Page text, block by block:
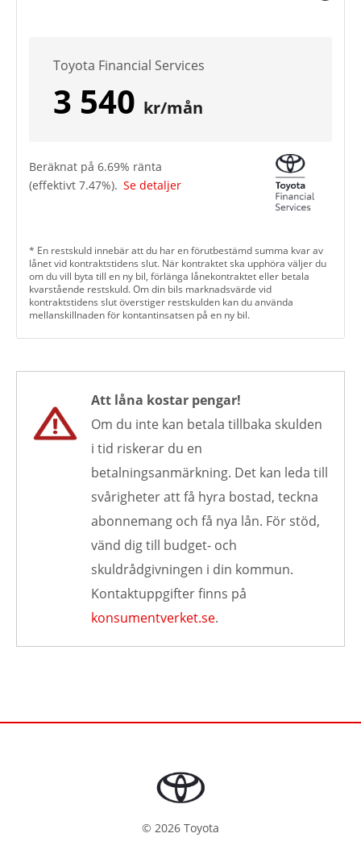
Toyota Financial Services
3 540 kr/mån
Beräknat på 6.69% ränta
(effektivt 7.47%). Se detaljer
* En restskuld innebär att du har en förutbestämd summa kvar av
lånet vid kontraktstidens slut. När kontraktet ska upphöra väljer du
om du vill byta till en ny bil, förlänga lånekontraktet eller betala
kvarstående restskuld. Om din bils marknadsvärde vid
kontraktstidens slut överstiger restskulden kan du använda
mellanskillnaden för kontantinsatsen på en ny bil.
Att låna kostar pengar!
Om du inte kan betala tillbaka skulden
i tid riskerar du en
betalningsanmärkning. Det kan leda till
svårigheter att få hyra bostad, teckna
abonnemang och få nya lån. För stöd,
vänd dig till budget- och
skuldrådgivningen i din kommun.
Kontaktuppgifter finns på
konsumentverket.se.
© 2026 Toyota